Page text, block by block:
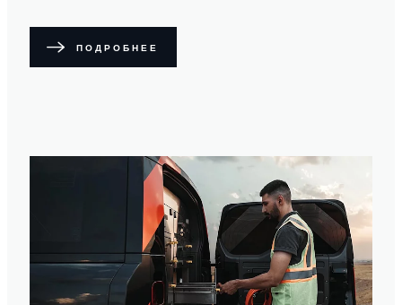
ПОДРОБНЕЕ